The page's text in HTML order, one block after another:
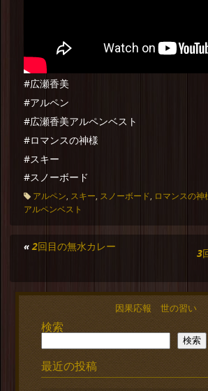
#広瀬香美
#アルペン
#広瀬香美アルペンベスト
#ロマンスの神様
#スキー
#スノーボード
アルペン スキー スノーボード ロマンスの神
アルペンベスト
«2回目の無水カレー
3
因果応報 世の習い
検索
検索
最近の投稿